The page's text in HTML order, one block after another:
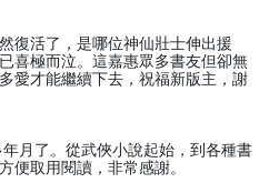
復活了，是哪位神仙壯士伸出援
喜極而泣。這嘉惠眾多書友但卻無
愛才能繼續下去，祝福新版主，謝
月了。從武俠小說起始，到各種書
便取用閱讀，非常感謝。